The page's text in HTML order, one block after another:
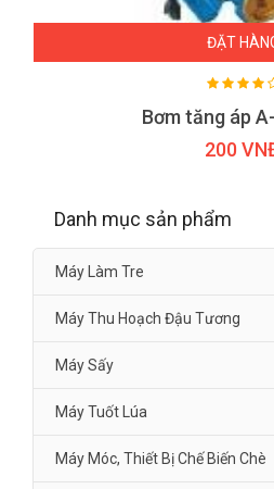
ĐẶT
Bơm tăng áp
200
Danh mục sản phẩm
Máy Làm Tre
Máy Thu Hoạch Đậu Tương
Máy Sấy
Máy Tuốt Lúa
Máy Móc, Thiết Bị Chế Biến Chè